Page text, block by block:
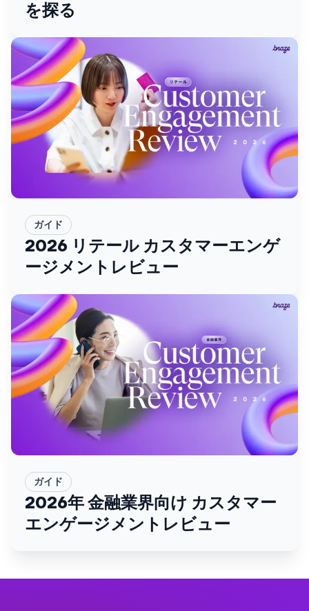
を探る
ガイド
2026 リテール カスタマーエンゲ
ージメントレビュー
ガイド
2026年 金融業界向け カスタマー
エンゲージメントレビュー